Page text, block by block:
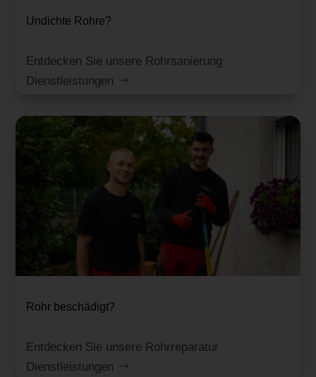
Undichte Rohre?
Entdecken Sie unsere Rohrsanierung
Dienstleistungen
Rohr beschädigt?
Entdecken Sie unsere Rohrreparatur
Dienstleistungen